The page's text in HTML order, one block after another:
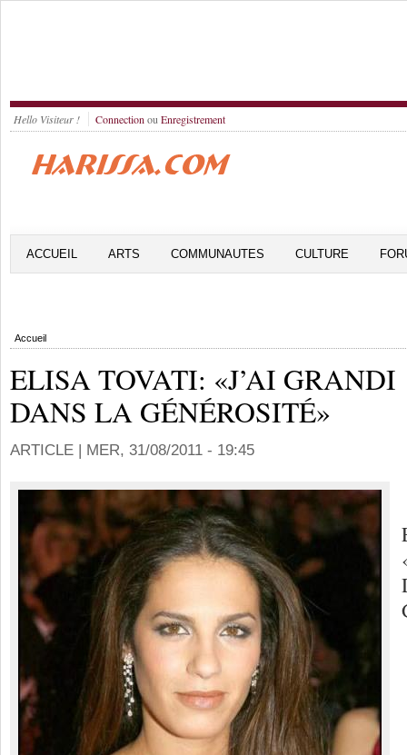
Hello Visiteur ! Connection ou Enregistrement
ACCUEIL ARTS COMMUNAUTES CULTURE
Accueil
ELISA TOVATI: «J’AI GRANDI
DANS LA GÉNÉROSITÉ»
ARTICLE | MER, 31/08/2011 - 19:45